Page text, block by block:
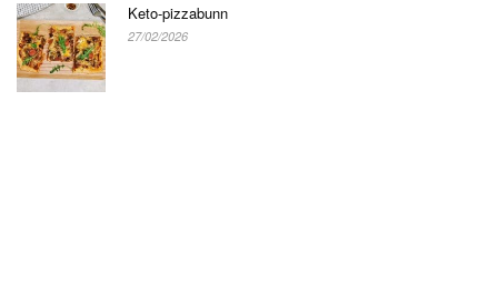
Keto-pizzabunn
27/02/2026